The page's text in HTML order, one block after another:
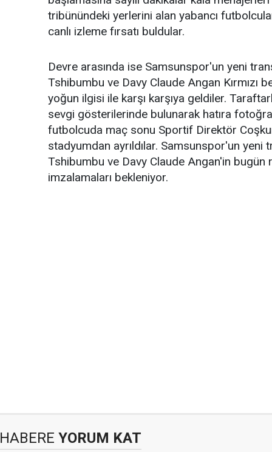
tribünündeki yerlerini alan yabancı
canlı izleme fırsatı buldular.
Devre arasında ise Samsunspor'un yeni
Tshibumbu ve Davy Claude Angan Kırmızı
yoğun ilgisi ile karşı karşıya geldiler.
sevgi gösterilerinde bulunarak hatıra
futbolcuda maç sonu Sportif Direktör
stadyumdan ayrıldılar. Samsunspor'un yeni
Tshibumbu ve Davy Claude Angan'in bugün
imzalamaları bekleniyor.
HABERE YORUM KAT